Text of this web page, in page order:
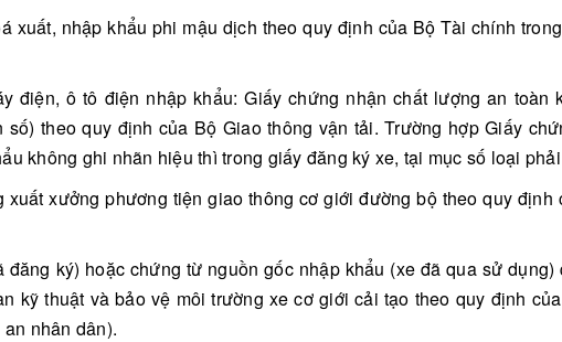
xuất, nhập khẩu phi mậu dịch theo quy định của Bộ Tài chính
điện, ô tô điện nhập khẩu: Giấy chứng nhận chất lượng an toàn
theo quy định của Bộ Giao thông vận tải. Trường hợp Giấy
không ghi nhãn hiệu thì trong giấy đăng ký xe, tại mục số loại
xưởng phương tiện giao thông cơ giới đường bộ theo quy định
ký) hoặc chứng từ nguồn gốc nhập khẩu (xe đã qua sử dụng)
kỹ thuật và bảo vệ môi trường xe cơ giới cải tạo theo quy định
nhân dân).